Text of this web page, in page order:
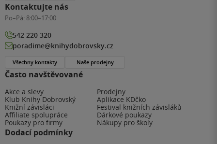
Často navštěvované
Akce a slevy
Prodejny
Klub Knihy Dobrovský
Aplikace KDčko
Knižní závisláci
Festival knižních závisláků
Affiliate spolupráce
Dárkové poukazy
Poukazy pro firmy
Nákupy pro školy
Dodací podmínky
Kontaktujte nás
Po–Pá: 8:00–17:00
542 220 320
poradime@knihydobrovsky.cz
Všechny kontakty Naše prodejny